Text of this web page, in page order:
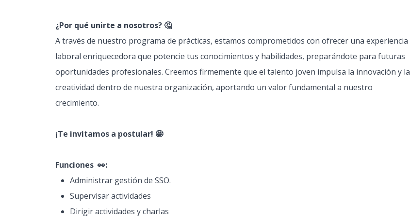
¿Por qué unirte a nosotros? 🤔
A través de nuestro programa de prácticas, estamos comprometidos con ofrecer una experiencia
laboral enriquecedora que potencie tus conocimientos y habilidades, preparándote para futuras
oportunidades profesionales. Creemos firmemente que el talento joven impulsa la innovación y la
creatividad dentro de nuestra organización, aportando un valor fundamental a nuestro
crecimiento.
¡Te invitamos a postular! 🤩
Funciones 👀:
Administrar gestión de SSO.
Supervisar actividades
Dirigir actividades y charlas